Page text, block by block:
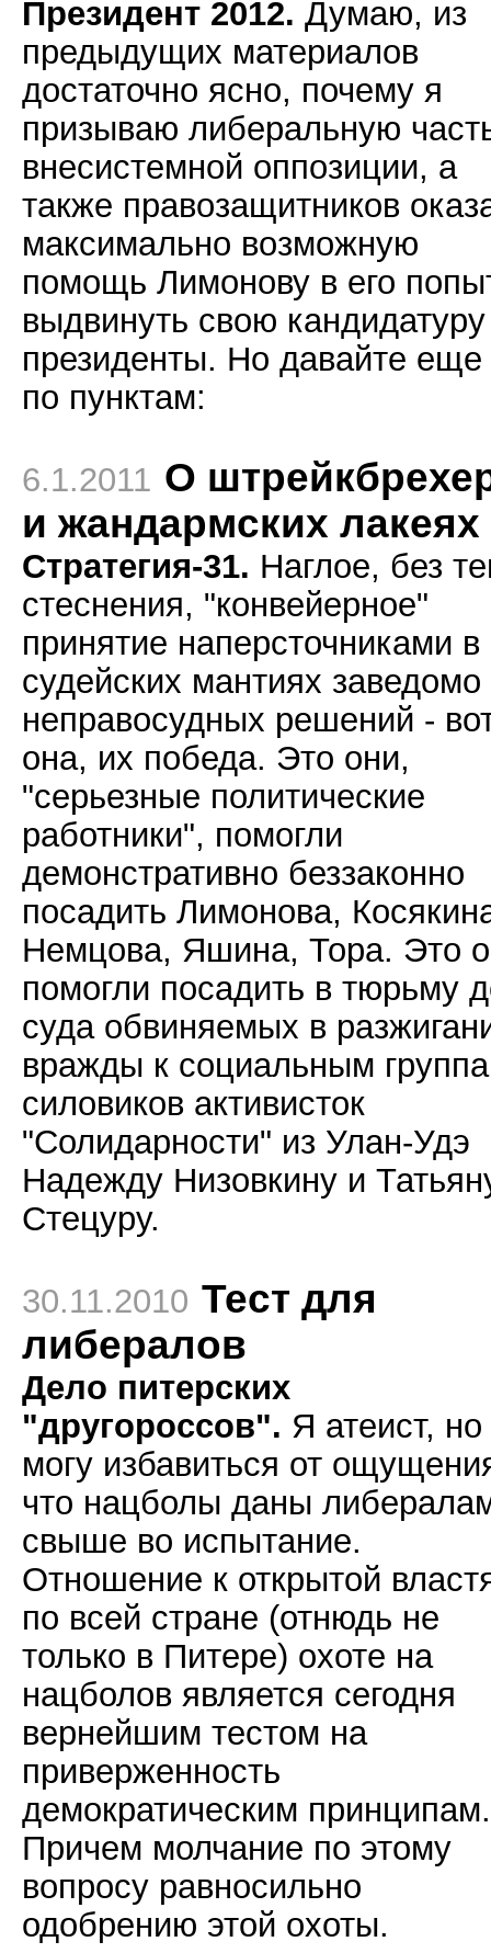
Президент 2012. Думаю, из
предыдущих материалов
достаточно ясно, почему я
призываю либеральную
внесистемной оппозиции, а
также правозащитников
максимально возможную
помощь Лимонову в его
выдвинуть свою
президенты. Но давайте еще
по пунктам:
6.1.2011 О
и жандармских лакеях
Стратегия-31. Наглое, без
стеснения, "конвейерное"
принятие наперсточниками в
судейских мантиях заведомо
неправосудных решений -
она, их победа. Это они,
"серьезные политические
работники", помогли
демонстративно беззаконно
посадить Лимонова,
Немцова, Яшина, Тора. Это
помогли посадить в тюрьму
суда обвиняемых в
вражды к социальным
силовиков активисток
"Солидарности" из Улан-Удэ
Надежду Низовкину и
Стецуру.
30.11.2010 Тест для
либералов
Дело питерских
"другороссов". Я атеист,
могу избавиться от
что нацболы даны
свыше во испытание.
Отношение к открытой
по всей стране (отнюдь не
только в Питере) охоте на
нацболов является сегодня
вернейшим тестом на
приверженность
демократическим принципам.
Причем молчание по этому
вопросу равносильно
одобрению этой охоты.